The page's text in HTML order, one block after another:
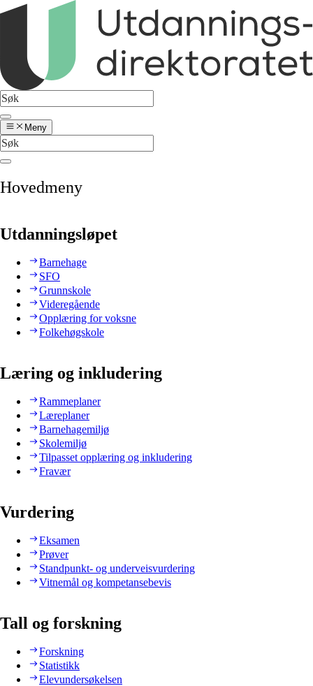
Meny
Hovedmeny
Utdanningsløpet
Barnehage
SFO
Grunnskole
Videregående
Opplæring for voksne
Folkehøgskole
Læring og inkludering
Rammeplaner
Læreplaner
Barnehagemiljø
Skolemiljø
Tilpasset opplæring og inkludering
Fravær
Vurdering
Eksamen
Prøver
Standpunkt- og underveisvurdering
Vitnemål og kompetansebevis
Tall og forskning
Forskning
Statistikk
Elevundersøkelsen